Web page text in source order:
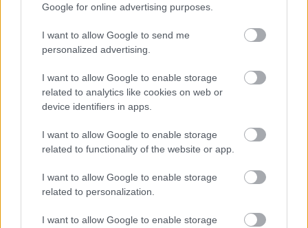
Google for online advertising purposes.
I want to allow Google to send me
personalized advertising.
I want to allow Google to enable storage
related to analytics like cookies on web or
device identifiers in apps.
I want to allow Google to enable storage
related to functionality of the website or app.
I want to allow Google to enable storage
related to personalization.
I want to allow Google to enable storage